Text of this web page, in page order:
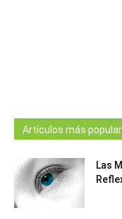
Artículos más
Las